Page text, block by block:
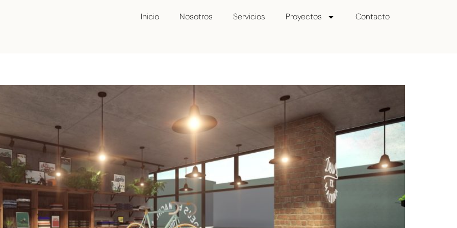
Inicio Nosotros Servicios Proyectos Contacto